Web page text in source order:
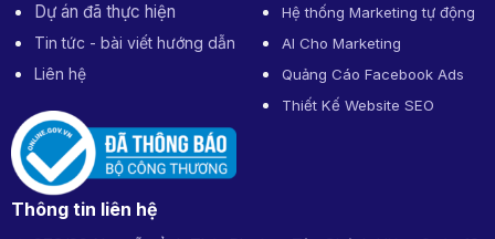
Dự án đã thực hiện
Tin tức - bài viết hướng dẫn
Liên hệ
Hệ thống Marketing tự động
AI Cho Marketing
Quảng Cáo Facebook Ads
Thiết Kế Website SEO
Thông tin liên hệ